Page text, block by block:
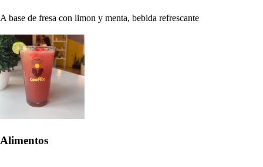
A base de fresa con limon y menta, bebida refrescante
Alimentos